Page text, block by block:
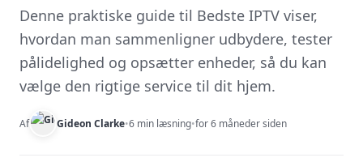
Denne praktiske guide til Bedste IPTV viser,
hvordan man sammenligner udbydere, tester
pålidelighed og opsætter enheder, så du kan
vælge den rigtige service til dit hjem.
Af Gideon Clarke•6 min læsning•for 6 måneder siden